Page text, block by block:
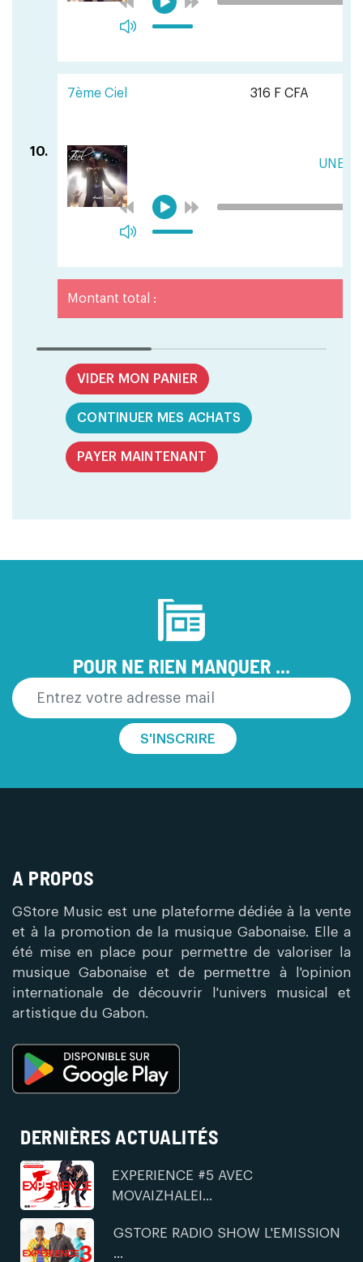
7ème Ciel 316 F CFA
10.
Montant total :
VIDER MON PANIER
CONTINUER MES ACHATS
PAYER MAINTENANT
POUR NE RIEN MANQUER ...
S'INSCRIRE
A PROPOS
GStore Music est une plateforme dédiée à la vente
et à la promotion de la musique Gabonaise. Elle a
été mise en place pour permettre de valoriser la
musique Gabonaise et de permettre à l'opinion
internationale de découvrir l'univers musical et
artistique du Gabon.
DERNIÈRES ACTUALITÉS
EXPERIENCE #5 AVEC
MOVAIZHALEI...
GSTORE RADIO SHOW L'EMISSION
...